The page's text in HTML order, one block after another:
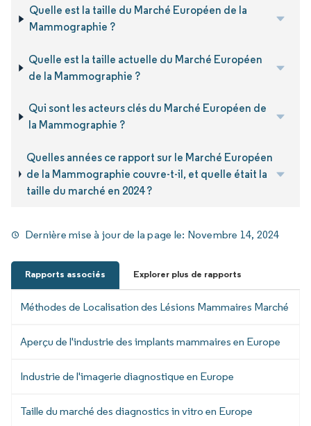
Quelle est la taille du Marché Européen de la
Mammographie ?
Quelle est la taille actuelle du Marché Européen
de la Mammographie ?
Qui sont les acteurs clés du Marché Européen de
la Mammographie ?
Quelles années ce rapport sur le Marché Européen
de la Mammographie couvre-t-il, et quelle était la
taille du marché en 2024 ?
Dernière mise à jour de la page le: Novembre 14, 2024
Rapports associés Explorer plus de rapports
Méthodes de Localisation des Lésions Mammaires Marché
Aperçu de l'industrie des implants mammaires en Europe
Industrie de l'imagerie diagnostique en Europe
Taille du marché des diagnostics in vitro en Europe